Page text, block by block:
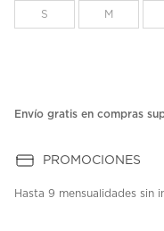
S M
Envío gratis en compras
PROMOCIONES
Hasta 9 mensualidades sin